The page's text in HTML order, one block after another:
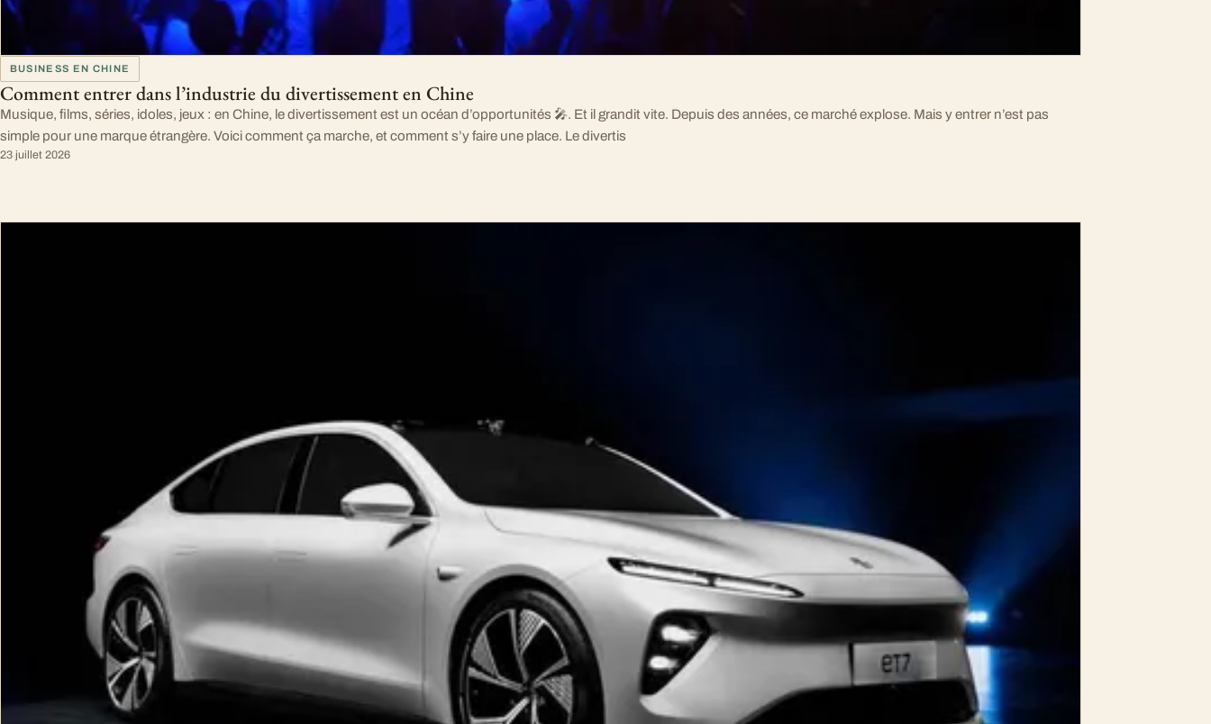
BUSINESS EN CHINE
Comment entrer dans l’industrie du divertissement en Chine
Musique, films, séries, idoles, jeux : en Chine, le divertissement est un océan d’opportunités 🎤. Et il grandit vite. Depuis des années, ce marché explose. Mais y entrer n’est pas
simple pour une marque étrangère. Voici comment ça marche, et comment s’y faire une place. Le divertis
23 juillet 2026